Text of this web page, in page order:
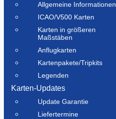
Allgemeine Informationen
ICAO/V500 Karten
Karten in größeren
Maßstäben
Anflugkarten
Kartenpakete/Tripkits
Legenden
Karten-Updates
Update Garantie
Liefertermine